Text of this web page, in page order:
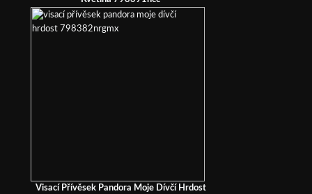
Visací Přívěsek Pandora Moje Dívčí Hrdost